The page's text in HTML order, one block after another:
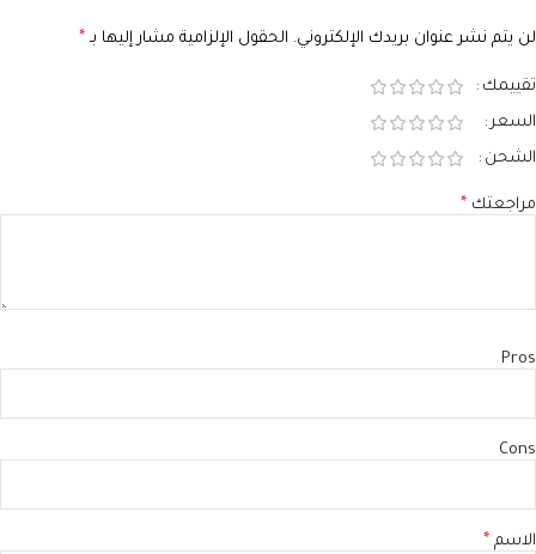
لن يتم نشر عنوان بريدك الإلكتروني. الحقول الإلزامية مشار إليها بـ *
تقييمك
السعر
الشحن
مراجعتك *
Pros
Cons
الاسم *